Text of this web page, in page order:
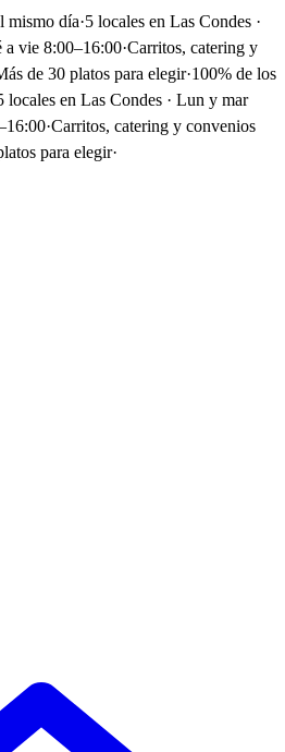
mismo día·5 locales en Las Condes ·
a vie 8:00–16:00·Carritos, catering y
de 30 platos para elegir·100% de los
locales en Las Condes · Lun y mar
·Carritos, catering y convenios
para elegir·